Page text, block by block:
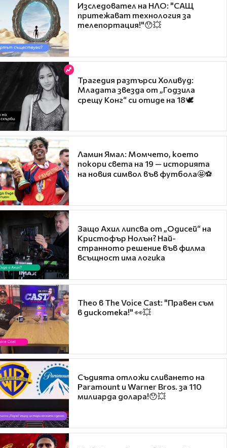
Изследовател на НЛО: "САЩ
притежават технология за
телепортация!"😯💥
Трагедия разтърси Холивуд:
Младата звезда от „Годзила
срещу Конг“ си отиде на 18🕊️
Ламин Ямал: Момчето, което
покори света на 19 — историята
на новия символ във футбола🤩⚽
Защо Ахил липсва от „Одисей“ на
Кристофър Нолън? Най-
странното решение във филма
всъщност има логика
Theo в The Voice Cast: "Правен съм
в дискотека!" 👀💥
Съдията отложи сливането на
Paramount и Warner Bros. за 110
милиарда долара!😯💥